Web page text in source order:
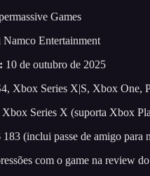
Games
Namco Entertainment
10 de outubro de 2025
Xbox Series X|S, Xbox One,
Xbox Series X (suporta Xbox
(inclui passe de amigo para
com o game na review